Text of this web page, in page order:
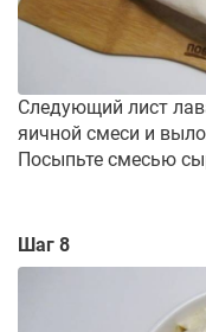
Следующий лист
яичной смеси и
Посыпьте смесью
Шаг 8